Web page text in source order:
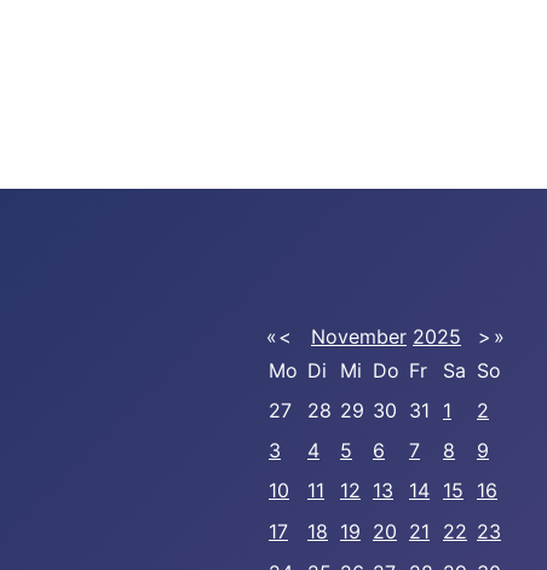
«< November 2025 > »
Mo Di Mi Do Fr Sa So
27
28 29 30 31 1
2
3
4 5 6 7 8
9
10
11 12 13 14 15
16
17
18 19 20 21 22 23